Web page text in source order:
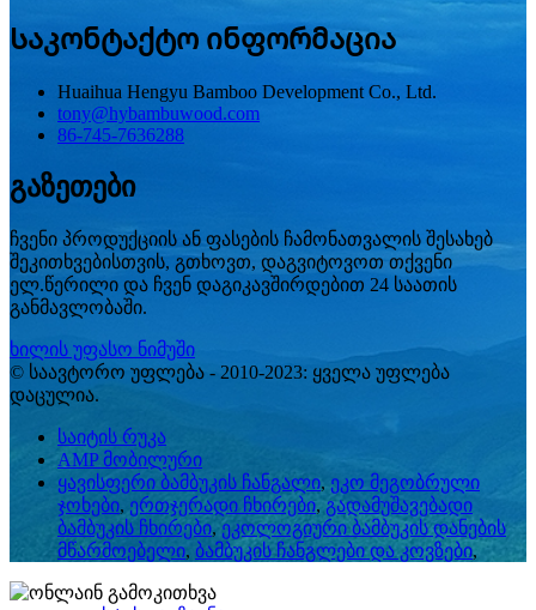
Საკონტაქტო ინფორმაცია
Huaihua Hengyu Bamboo Development Co., Ltd.
tony@hybambuwood.com
86-745-7636288
გაზეთები
ჩვენი პროდუქციის ან ფასების ჩამონათვალის შესახებ
შეკითხვებისთვის, გთხოვთ, დაგვიტოვოთ თქვენი
ელ.წერილი და ჩვენ დაგიკავშირდებით 24 საათის
განმავლობაში.
ხილის უფასო ნიმუში
© საავტორო უფლება - 2010-2023: ყველა უფლება
დაცულია.
საიტის რუკა
AMP მობილური
ყავისფერი ბამბუკის ჩანგალი,ეკო მეგობრული
ჯოხები, ერთჯერადი ჩხირები,გადამუშავებადი
ბამბუკის ჩხირები, ეკოლოგიური ბამბუკის დანების
მწარმოებელი, ბამბუკის ჩანგლები და კოვზები,